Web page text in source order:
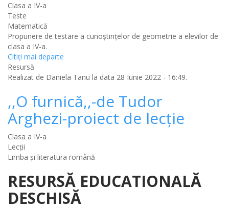
Clasa a IV-a
Teste
Matematică
Propunere de testare a cunoștințelor de geometrie a elevilor de
clasa a IV-a.
Citiţi mai departe
Resursă
Realizat de Daniela Tanu la data 28 Iunie 2022 - 16:49.
,,O furnică,,-de Tudor
Arghezi-proiect de lecție
Clasa a IV-a
Lecții
Limba şi literatura română
RESURSĂ EDUCATIONALĂ
DESCHISĂ